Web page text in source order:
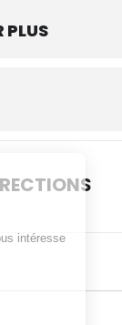
PLUS
site vous intéresse
vous